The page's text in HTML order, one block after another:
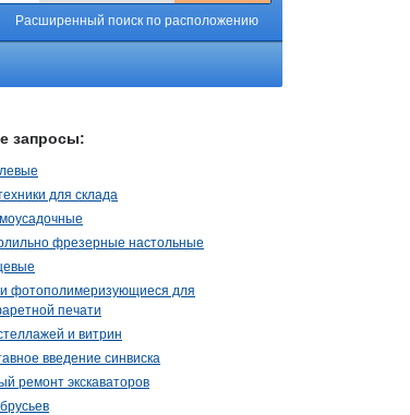
Расширенный поиск по расположению
запросы:
для склада
фрезерные настольные
фотополимеризующиеся для
печати
и витрин
введение синвиска
ремонт экскаваторов